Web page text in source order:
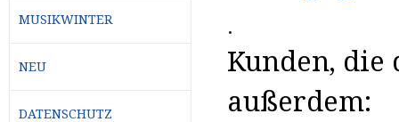
.
Kunden, die
außerdem:
MUSIKWINTER
NEU
DATENSCHUTZ